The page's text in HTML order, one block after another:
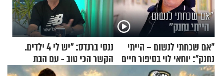
"אם שכחתי לנשום – הייתי
נחנק": יוחאי לוי בסיפור חיים
מעורר השראה
ננסי ברנדס: "יש לי 4 ילדים.
הקשר הכי טוב - עם הבת
החרדית"